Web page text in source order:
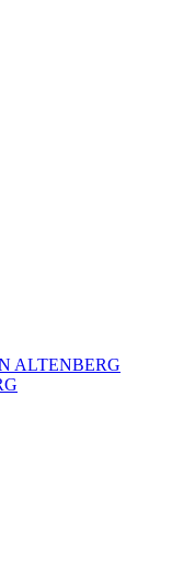
ALTENBERG